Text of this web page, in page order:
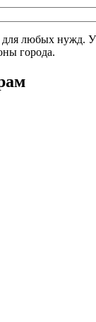
любых
города.